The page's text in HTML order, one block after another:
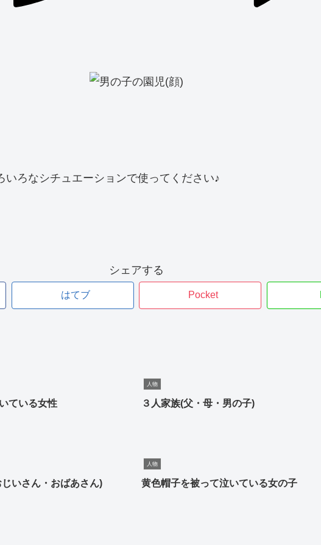
ろなシチュエーションで使ってください♪
シェアする
はてブ Pocket
ている女性
人物
３人家族(父・母・男の子)
いさん・おばあさん)
人物
黄色帽子を被って泣いている女の子